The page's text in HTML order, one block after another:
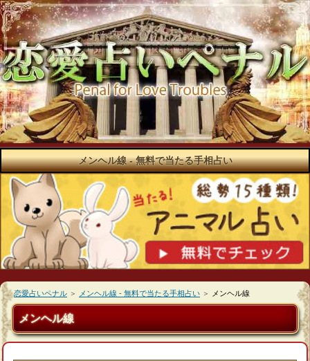
メンヘル線 - 無料で当たる手相占い
恋愛占いペナル ＞ メンヘル線 - 無料で当たる手相占い ＞ メンヘル線
メンヘル線